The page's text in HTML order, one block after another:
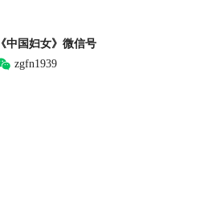
《中国妇女》微信号
zgfn1939